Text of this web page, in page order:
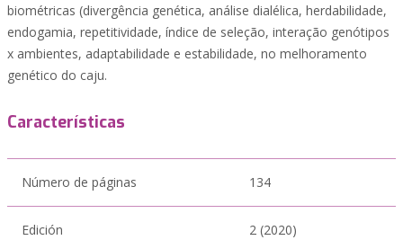
biométricas (divergência genética, análise dialélica, herdabilidade,
endogamia, repetitividade, índice de seleção, interação genótipos
x ambientes, adaptabilidade e estabilidade, no melhoramento
genético do caju.
Características
Número de páginas 134
Edición 2 (2020)